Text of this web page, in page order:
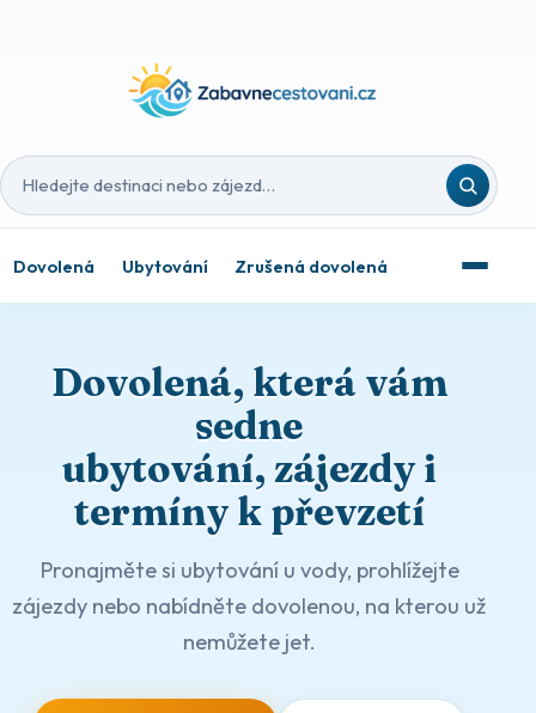
Hledat destinaci nebo zájezd
Dovolená Ubytování Zrušená dovolená
Dovolená, která vám
sedne
ubytování, zájezdy i
termíny k převzetí
Pronajměte si ubytování u vody, prohlížejte
zájezdy nebo nabídněte dovolenou, na kterou už
nemůžete jet.